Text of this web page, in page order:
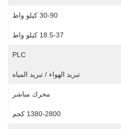
30-90 كيلو واط
18.5-37 كيلو واط
PLC
تبريد الهواء / تبريد المياه
محرك مباشر
1380-2800 كجم